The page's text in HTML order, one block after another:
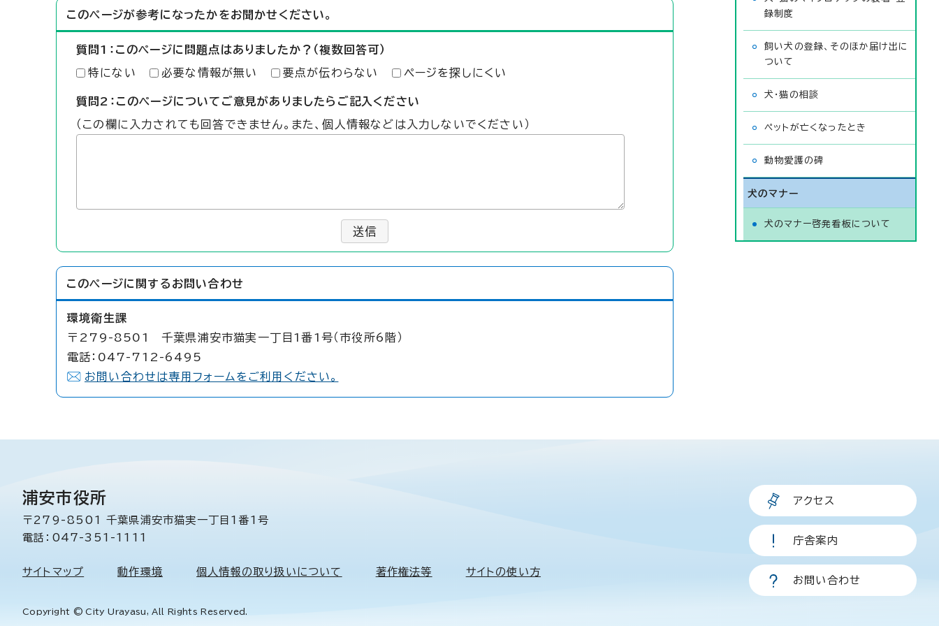
このページが参考になったかをお聞かせください。
質問1：このページに問題点はありましたか？（複数回答可）
特にない 必要な情報が無い 要点が伝わらない ページを探しにくい
質問2：このページについてご意見がありましたらご記入ください
（この欄に入力されても回答できません。また、個人情報などは入力しないでください）
送信
このページに関する お問い合わせ
環境衛生課
〒279-8501 千葉県浦安市猫実一丁目1番1号（市役所6階）
電話：047-712-6495
お問い合わせは専用フォームをご利用ください。
録制度
飼い犬の登録、そのほか届け出に
ついて
犬・猫の相談
ペットが亡くなったとき
動物愛護の碑
犬のマナー
犬のマナー啓発看板について
浦安市役所
〒279-8501 千葉県浦安市猫実一丁目1番1号
電話：047-351-1111
サイトマップ 動作環境 個人情報の取り扱いについて 著作権法等 サイトの使い方
アクセス
庁舎案内
お問い合わせ
Copyright © City Urayasu, All Rights Reserved.